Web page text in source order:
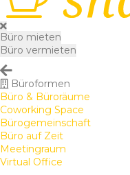
Büro mieten
Büro vermieten
Büroformen
Büro & Büroräume
Coworking Space
Bürogemeinschaft
Büro auf Zeit
Meetingraum
Virtual Office